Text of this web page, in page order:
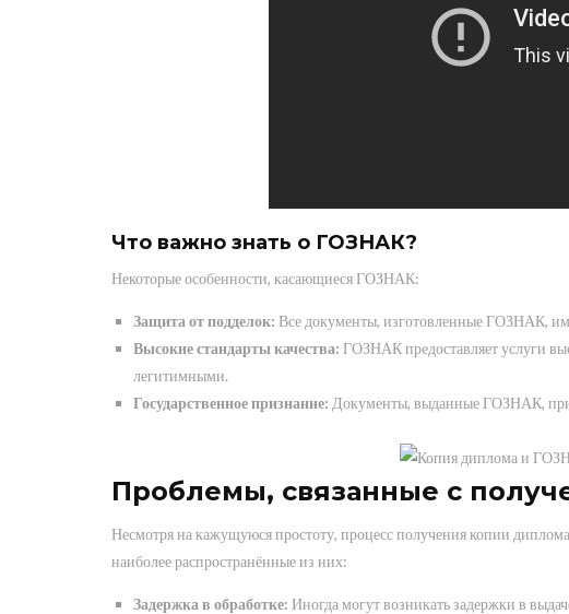
Что важно знать о ГОЗНАК?
Некоторые особенности, касающиеся ГОЗНАК:
Защита от подделок: Все документы, изготовленные ГОЗНАК,
Высокие стандарты качества: ГОЗНАК предоставляет услуги
легитимными.
Государственное признание: Документы, выданные ГОЗНАК,
Проблемы, связанные с
Несмотря на кажущуюся простоту, процесс получения копии
наиболее распространённые из них:
Задержка в обработке: Иногда могут возникать задержки в